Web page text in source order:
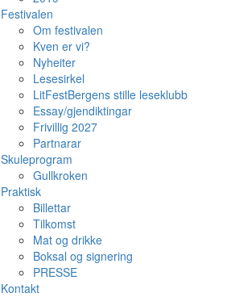
Festivalen
Om festivalen
Kven er vi?
Nyheiter
Lesesirkel
LitFestBergens stille leseklubb
Essay/gjendiktingar
Frivillig 2027
Partnarar
Skuleprogram
Gullkroken
Praktisk
Billettar
Tilkomst
Mat og drikke
Boksal og signering
PRESSE
Kontakt